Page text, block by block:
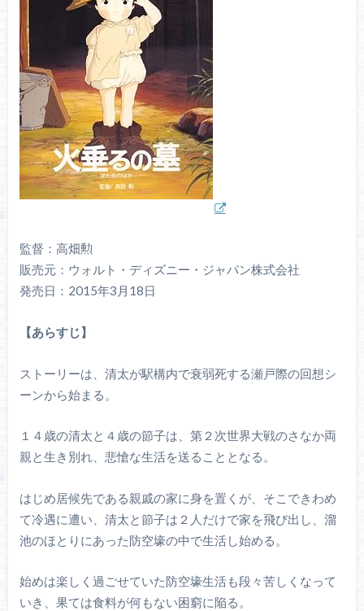
監督：高畑勲
販売元：ウォルト・ディズニー・ジャパン株式会社
発売日：2015年3月18日
【あらすじ】
ストーリーは、清太が駅構内で衰弱死する瀬戸際の回想シ
ーンから始まる。
１４歳の清太と４歳の節子は、第２次世界大戦のさなか両
親と生き別れ、悲愴な生活を送ることとなる。
はじめ居候先である親戚の家に身を置くが、そこできわめ
て冷遇に遭い、清太と節子は２人だけで家を飛び出し、溜
池のほとりにあった防空壕の中で生活し始める。
始めは楽しく過ごせていた防空壕生活も段々苦しくなって
いき、果ては食料が何もない困窮に陥る。